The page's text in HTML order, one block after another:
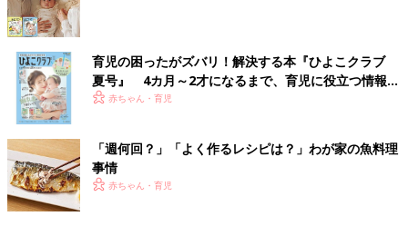
離乳初期 5～6カ月ごろのレシピ
豆腐とほうれん草のバナナあえ 作り
【動画】
離乳食5,6ヶ月ごろにおすすめ「 豆腐とほうれ
育児の困ったがズバリ！解決する本『ひよこクラブ
夏号』 4カ月～2才になるまで、育児に役立つ情報が
いっぱい！
赤ちゃん・育児
「週何回？」「よく作るレシピは？」わが家の魚料理
事情
赤ちゃん・育児